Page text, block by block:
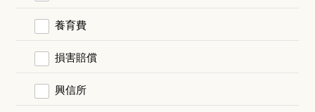
養育費
損害賠償
興信所